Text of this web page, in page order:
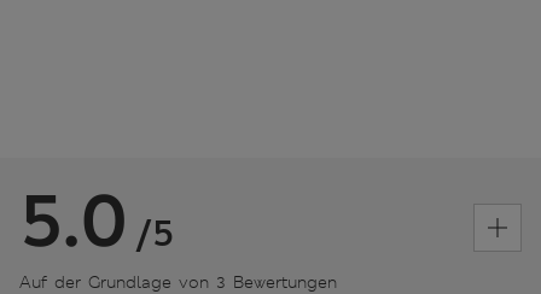
5.0 /5
Auf der Grundlage von 3 Bewertungen